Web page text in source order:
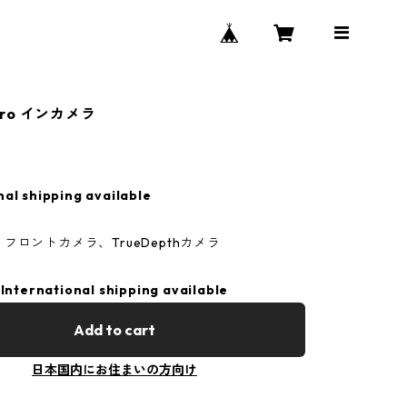
インカメラ
shipping available
フロントカメラ、TrueDepthカメラ
International shipping available
Add to cart
日本国内にお住まいの方向け